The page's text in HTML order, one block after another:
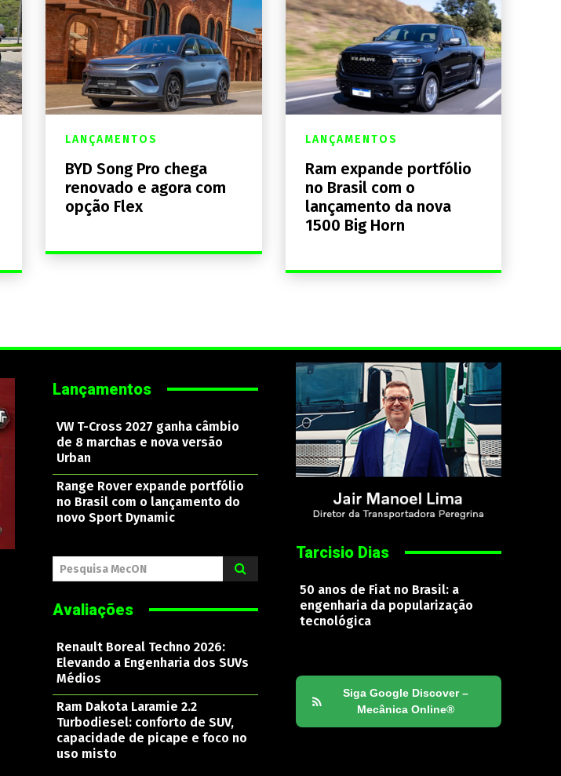
LANÇAMENTOS
BYD Song Pro chega
renovado e agora com
opção Flex
LANÇAMENTOS
Ram expande portfólio
no Brasil com o
lançamento da nova
1500 Big Horn
Lançamentos
VW T-Cross 2027 ganha câmbio
de 8 marchas e nova versão
Urban
Range Rover expande portfólio
no Brasil com o lançamento do
novo Sport Dynamic
Pesquisa MecON
Avaliações
Renault Boreal Techno 2026:
Elevando a Engenharia dos SUVs
Médios
Ram Dakota Laramie 2.2
Turbodiesel: conforto de SUV,
capacidade de picape e foco no
uso misto
Tarcisio Dias
50 anos de Fiat no Brasil: a
engenharia da popularização
tecnológica
Siga Google Discover –
Mecânica Online®